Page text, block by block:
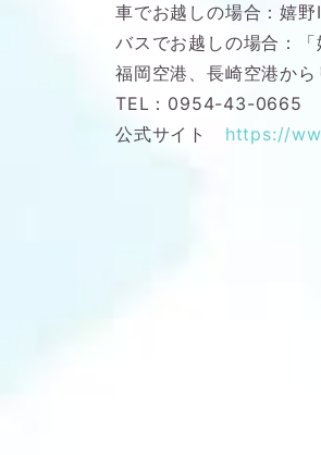
車でお越しの場合：嬉
バスでお越しの場合：
福岡空港、長崎空港か
TEL：0954-43-0665
公式サイト https://